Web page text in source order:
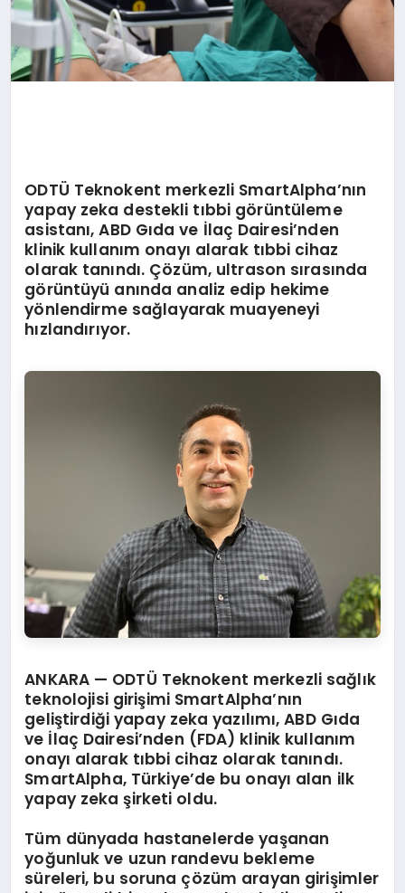
ODTÜ Teknokent merkezli SmartAlpha’nın
yapay zeka destekli tıbbi görüntüleme
asistanı, ABD Gıda ve İlaç Dairesi’nden
klinik kullanım onayı alarak tıbbi cihaz
olarak tanındı. Çözüm, ultrason sırasında
görüntüyü anında analiz edip hekime
yönlendirme sağlayarak muayeneyi
hızlandırıyor.
ANKARA — ODTÜ Teknokent merkezli sağlık
teknolojisi girişimi SmartAlpha’nın
geliştirdiği yapay zeka yazılımı, ABD Gıda
ve İlaç Dairesi’nden (FDA) klinik kullanım
onayı alarak tıbbi cihaz olarak tanındı.
SmartAlpha, Türkiye’de bu onayı alan ilk
yapay zeka şirketi oldu.
Tüm dünyada hastanelerde yaşanan
yoğunluk ve uzun randevu bekleme
süreleri, bu soruna çözüm arayan girişimler